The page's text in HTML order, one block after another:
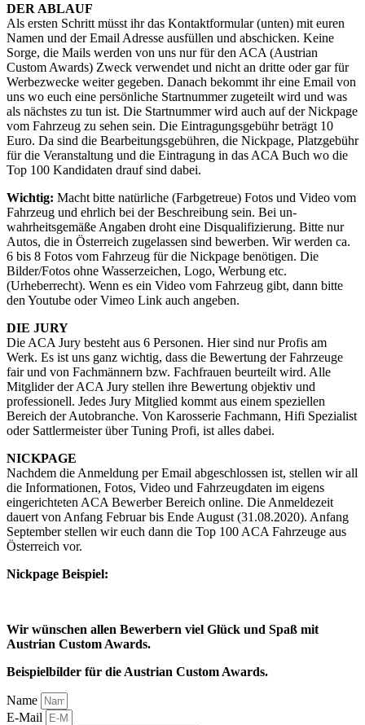
DER ABLAUF
Als ersten Schritt müsst ihr das Kontaktformular (unten) mit euren
Namen und der Email Adresse ausfüllen und abschicken. Keine
Sorge, die Mails werden von uns nur für den ACA (Austrian
Custom Awards) Zweck verwendet und nicht an dritte oder gar für
Werbezwecke weiter gegeben. Danach bekommt ihr eine Email von
uns wo euch eine persönliche Startnummer zugeteilt wird und was
als nächstes zu tun ist. Die Startnummer wird auch auf der Nickpage
vom Fahrzeug zu sehen sein. Die Eintragungsgebühr beträgt 10
Euro. Da sind die Bearbeitungsgebühren, die Nickpage, Platzgebühr
für die Veranstaltung und die Eintragung in das ACA Buch wo die
Top 100 Kandidaten drauf sind dabei.
Wichtig: Macht bitte natürliche (Farbgetreue) Fotos und Video vom
Fahrzeug und ehrlich bei der Beschreibung sein. Bei un-
wahrheitsgemäße Angaben droht eine Disqualifizierung. Bitte nur
Autos, die in Österreich zugelassen sind bewerben. Wir werden ca.
6 bis 8 Fotos vom Fahrzeug für die Nickpage benötigen. Die
Bilder/Fotos ohne Wasserzeichen, Logo, Werbung etc.
(Urheberrecht). Wenn es ein Video vom Fahrzeug gibt, dann bitte
den Youtube oder Vimeo Link auch angeben.
DIE JURY
Die ACA Jury besteht aus 6 Personen. Hier sind nur Profis am
Werk. Es ist uns ganz wichtig, dass die Bewertung der Fahrzeuge
fair und von Fachmännern bzw. Fachfrauen beurteilt wird. Alle
Mitglider der ACA Jury stellen ihre Bewertung objektiv und
professionell. Jedes Jury Mitglied kommt aus einem speziellen
Bereich der Autobranche. Von Karosserie Fachmann, Hifi Spezialist
oder Sattlermeister über Tuning Profi, ist alles dabei.
NICKPAGE
Nachdem die Anmeldung per Email abgeschlossen ist, stellen wir all
die Informationen, Fotos, Video und Fahrzeugdaten im eigens
eingerichteten ACA Bewerber Bereich online. Die Anmeldezeit
dauert von Anfang Februar bis Ende August (31.08.2020). Anfang
September stellen wir euch dann die Top 100 ACA Fahrzeuge aus
Österreich vor.
Nickpage Beispiel:
Wir wünschen allen Bewerbern viel Glück und Spaß mit
Austrian Custom Awards.
Beispielbilder für die Austrian Custom Awards.
Name
E-Mail